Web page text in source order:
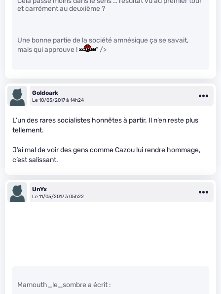
et carrément au deuxième ?
Une bonne partie de la société amnésique ça se savait,
mais qui approuve !
" />
Goldoark
Le 10/05/2017 à 14h24
L’un des rares socialistes honnêtes à partir. Il n’en reste plus
tellement.
J’ai mal de voir des gens comme Cazou lui rendre hommage,
c’est salissant.
UnYx
Le 11/05/2017 à 05h22
Mamouth_le_sombre a écrit :